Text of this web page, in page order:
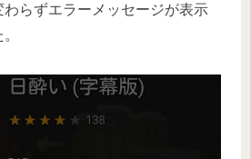
らずエラーメッセージが表示